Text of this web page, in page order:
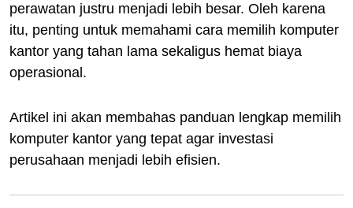
perawatan justru menjadi lebih besar. Oleh karena
itu, penting untuk memahami cara memilih komputer
kantor yang tahan lama sekaligus hemat biaya
operasional.
Artikel ini akan membahas panduan lengkap memilih
komputer kantor yang tepat agar investasi
perusahaan menjadi lebih efisien.